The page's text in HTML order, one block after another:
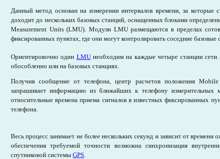
Данный метод основан на измерении интервалов времени, за которые
доходит до нескольких базовых станций, оснащенных блоками
Measurement Units (LMU). Модули LMU размещаются в пределах
фиксированных пунктах, где они могут контролировать соседние базовые
Ориентировочно один LMUнеобходим на каждые четыре станции
обособленно или на базовых станциях.
Получив сообщение от телефона, центр расчетов положения
запрашивает информацию из ближайших к телефону измерительных
относительные времена приема сигналов в известных фиксированных
телефона.
Весь процесс занимает не более нескольких секунд и зависит от времени
обеспечения требуемой точности возможна синхронизация
спутниковой системы GPS.